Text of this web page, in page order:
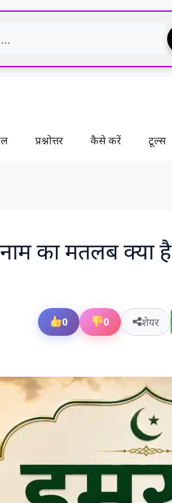
प्रश्नोत्तर कैसे करें टूल्स
का मतलब क्या
0 0 शेयर